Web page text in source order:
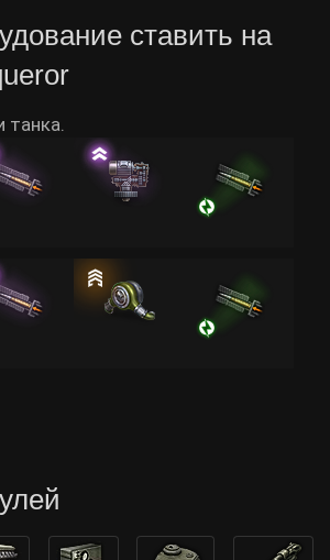
ставить на
танка.